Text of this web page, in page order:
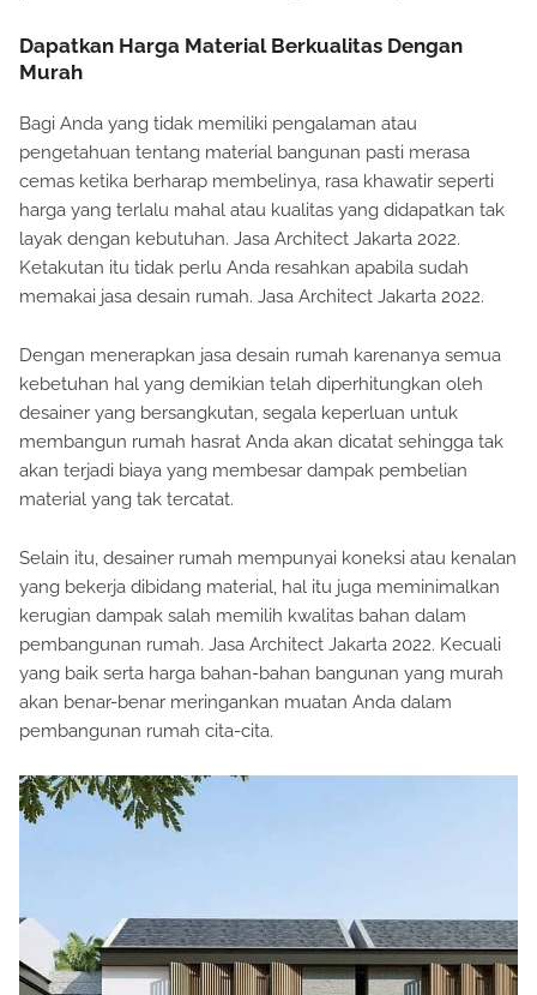
Dapatkan Harga Material Berkualitas Dengan
Murah
Bagi Anda yang tidak memiliki pengalaman atau
pengetahuan tentang material bangunan pasti merasa
cemas ketika berharap membelinya, rasa khawatir seperti
harga yang terlalu mahal atau kualitas yang didapatkan tak
layak dengan kebutuhan. Jasa Architect Jakarta 2022.
Ketakutan itu tidak perlu Anda resahkan apabila sudah
memakai jasa desain rumah. Jasa Architect Jakarta 2022.
Dengan menerapkan jasa desain rumah karenanya semua
kebetuhan hal yang demikian telah diperhitungkan oleh
desainer yang bersangkutan, segala keperluan untuk
membangun rumah hasrat Anda akan dicatat sehingga tak
akan terjadi biaya yang membesar dampak pembelian
material yang tak tercatat.
Selain itu, desainer rumah mempunyai koneksi atau kenalan
yang bekerja dibidang material, hal itu juga meminimalkan
kerugian dampak salah memilih kwalitas bahan dalam
pembangunan rumah. Jasa Architect Jakarta 2022. Kecuali
yang baik serta harga bahan-bahan bangunan yang murah
akan benar-benar meringankan muatan Anda dalam
pembangunan rumah cita-cita.